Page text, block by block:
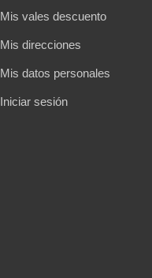
Mis vales descuento
Mis direcciones
Mis datos personales
Iniciar sesión